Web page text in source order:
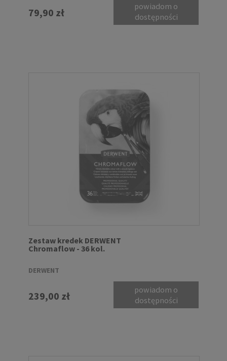
79,90 zł
powiadom o
dostępności
Zestaw kredek DERWENT
Chromaflow - 36 kol.
DERWENT
239,00 zł
powiadom o
dostępności